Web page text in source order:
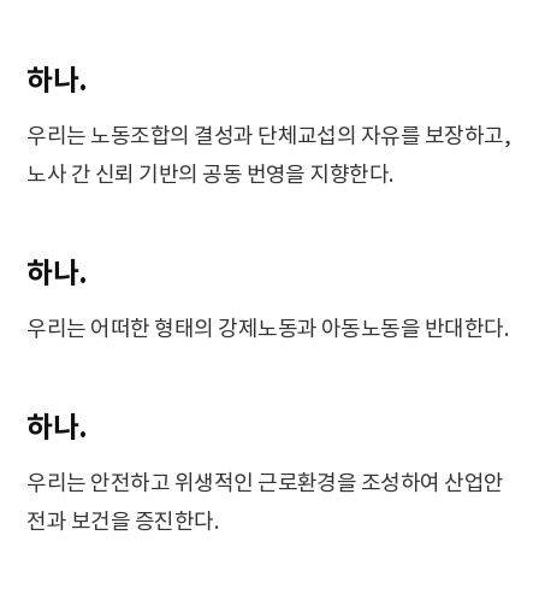
하나.
우리는 노동조합의 결성과 단체교섭의 자유를 보장하고,
노사 간 신뢰 기반의 공동 번영을 지향한다.
하나.
우리는 어떠한 형태의 강제노동과 아동노동을 반대한다.
하나.
우리는 안전하고 위생적인 근로환경을 조성하여 산업안
전과 보건을 증진한다.